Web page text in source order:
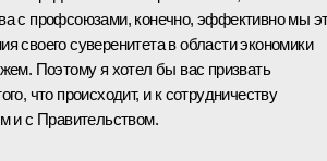
с профсоюзами, конечно, эффективно мы
своего суверенитета в области экономики
Поэтому я хотел бы вас призвать
что происходит, и к сотрудничеству
и с Правительством.